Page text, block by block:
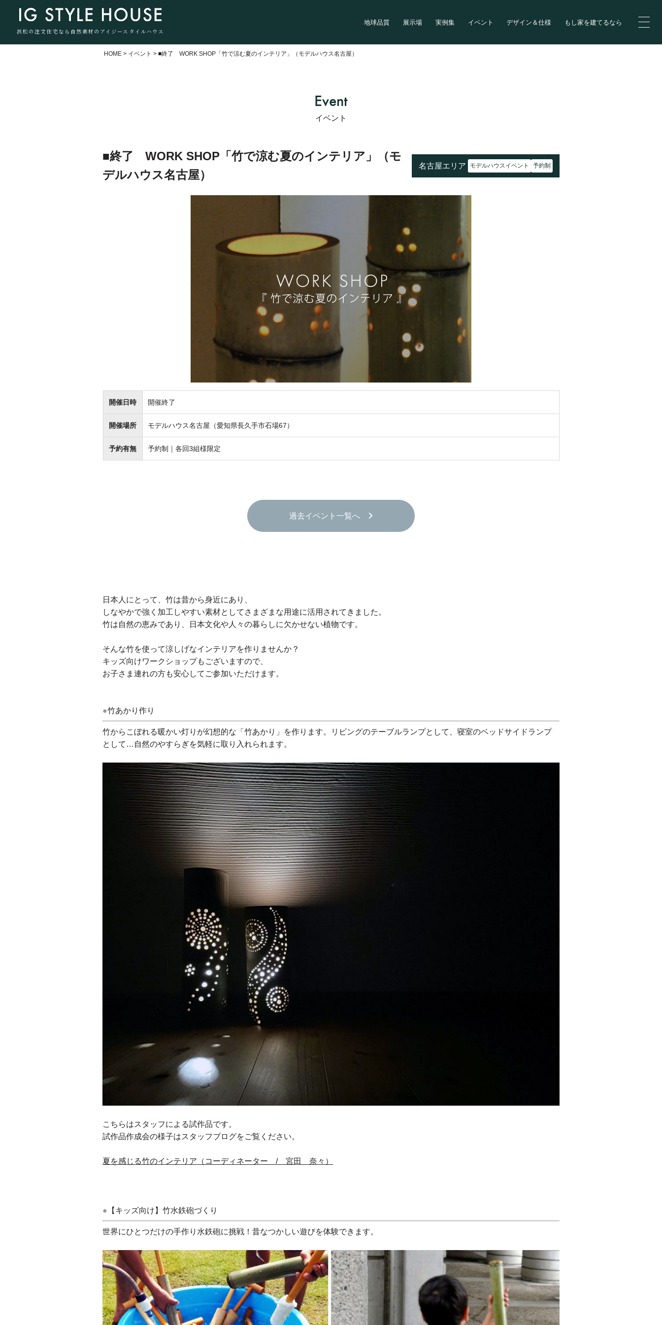
浜松の注文住宅なら自然素材のアイジースタイルハウス
地球品質 展示場 実例集 イベント デザイン＆仕様 もし家を建てるなら
HOME > イベント >■終了 WORK SHOP「竹で涼む夏のインテリア」（モデルハウス名古屋）
Event
イベント
■終了 WORK SHOP「竹で涼む夏のインテリア」（モ
デルハウス名古屋）
名古屋エリア モデルハウスイベント 予約制
開催日時 開催終了
開催場所 モデルハウス名古屋（愛知県長久手市石場67）
予約有無 予約制｜各回3組様限定
過去イベント一覧へ
日本人にとって、竹は昔から身近にあり、
しなやかで強く加工しやすい素材としてさまざまな用途に活用されてきました。
竹は自然の恵みであり、日本文化や人々の暮らしに欠かせない植物です。
そんな竹を使って涼しげなインテリアを作りませんか？
キッズ向けワークショップもございますので、
お子さま連れの方も安心してご参加いただけます。
●竹あかり作り
竹からこぼれる暖かい灯りが幻想的な「竹あかり」を作ります。リビングのテーブルランプとして、寝室のベッドサイドランプ
として…自然のやすらぎを気軽に取り入れられます。
こちらはスタッフによる試作品です。
試作品作成会の様子はスタッフブログをご覧ください。
夏を感じる竹のインテリア（コーディネーター / 宮田 奈々）
● 【キッズ向け】竹水鉄砲づくり
世界にひとつだけの手作り水鉄砲に挑戦！昔なつかしい遊びを体験できます。